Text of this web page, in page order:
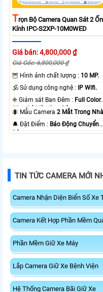
TRọn Bộ Camera Quan Sát 2
Kính IPC-S2XP-10M0WED
Giá bán: 4,800,000 ₫
Giá Gốc: 6,800,000 ₫
🦉 Hình ảnh chất lượng : 10 MP.
🕉️ Sử dụng công nghệ :
IP Wifi.
❈ Giám sát Ban Đêm : Full Color
20m Có Màu Ban Ðêm.
🐜 Mẫu Camera2 Mắt Trong
️🔔 Đặt Điểm : Báo Động Chuyển
Động.
TIN TỨC CAMERA MỚI
Camera Nhận Diện Biển Số Xe
Camera Kết Hợp Phần Mềm
Phần Mềm Giữ Xe Máy
Lắp Camera Giữ Xe Bệnh Viện
Hệ Thống Camera Bãi Giữ Xe